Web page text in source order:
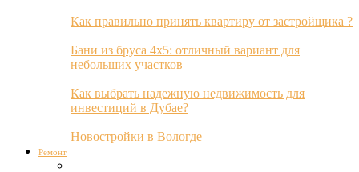
Как правильно принять квартиру от застройщика ?
Бани из бруса 4х5: отличный вариант для
небольших участков
Как выбрать надежную недвижимость для
инвестиций в Дубае?
Новостройки в Вологде
Ремонт